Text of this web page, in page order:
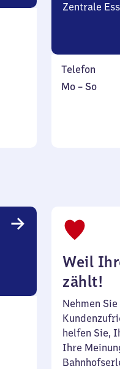
Zentrale
Telefon
Montag
Mo – So,
Weil
zählt!
Nehmen
helfen Sie,
Ihre